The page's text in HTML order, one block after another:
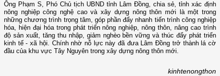
Ông Phạm S, Phó Chủ tịch UBND tỉnh Lâm Đồng, chia sẻ, tỉnh xác định
nông nghiệp công nghệ cao và xây dựng nông thôn mới là một trong
những chương trình trọng tâm, góp phần đẩy nhanh tiến trình công nghiệp
hóa, hiện đại hóa trong phát triển nông nghiệp, nông thôn, nâng cao trình
độ sản xuất, tăng thu nhập, giảm nghèo bền vững và thúc đẩy phát triển
kinh tế - xã hội. Chính nhờ nỗ lực này đã đưa Lâm Đồng trở thành lá cờ
đầu của khu vực Tây Nguyên trong xây dựng nông thôn mới.
kinhtenongthon